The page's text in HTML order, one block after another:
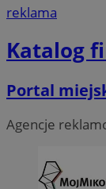
reklama
Katalog
Portal
Agencje